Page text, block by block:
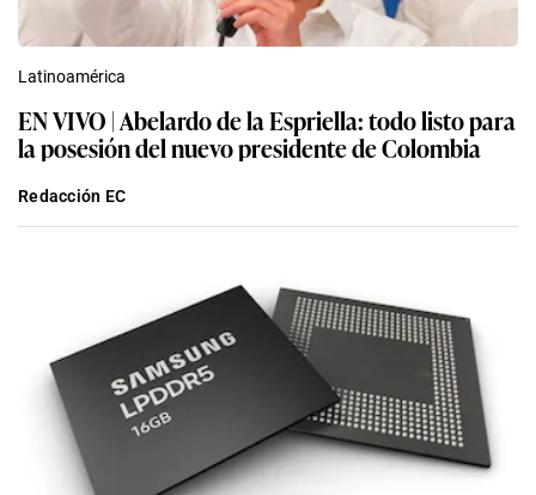
Latinoamérica
EN VIVO | Abelardo de la Espriella: todo listo para
la posesión del nuevo presidente de Colombia
Redacción EC